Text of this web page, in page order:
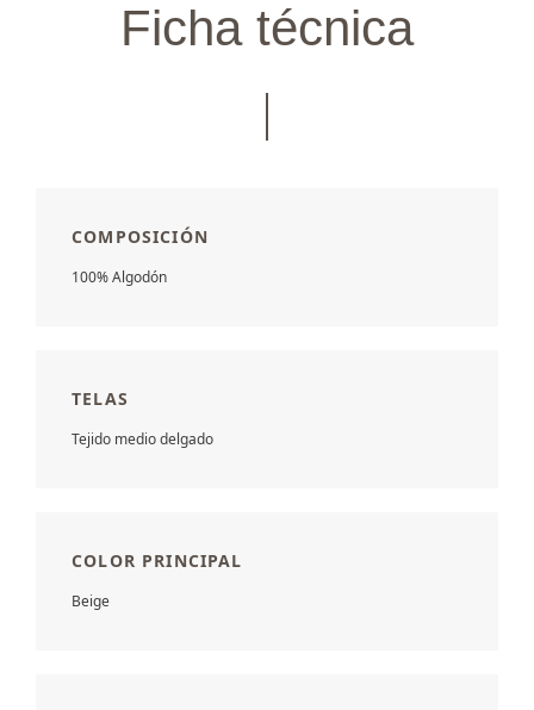
Ficha técnica
COMPOSICIÓN
100% Algodón
TELAS
Tejido medio delgado
COLOR PRINCIPAL
Beige